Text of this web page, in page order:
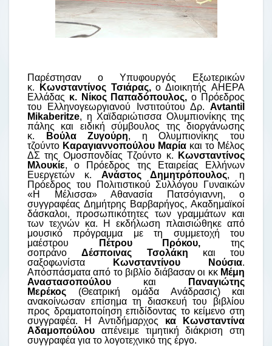
Παρέστησαν ο Υπυφουργός Εξωτερικών
κ. Κωνσταντίνος Τσιάρας,ο Διοικητής AHEPA
Ελλάδας κ. Νίκος Παπαδόπουλος, o Πρόεδρος
του Ελληνογεωργιανού Ινστιτούτου Δρ. Avtantil
Mikaberitze, η Χαϊδαριώτισσα Ολυμπιονίκης της
πάλης και ειδική σύμβουλος της διοργάνωσης
κ.
Βούλα Ζυγούρη, η Ολυμπιονίκης του
τζούντο Καραγιαννοπούλου Μαρία και το Μέλος
ΔΣ της Ομοσπονδίας Τζούντο κ.
Κωνσταντίνος
Μλουκίε, ο Πρόεδρος της Εταιρείας Ελλήνων
Ευεργετών κ. Ανάστος Δημητρόπουλος, η
Πρόεδρος του Πολιτιστικού Συλλόγου Γυναικών
«Η Μέλισσα» Αθανασία Πατσόγιαννη, ο
συγγραφέας Δημήτρης Βαρβαρήγος, Ακαδημαϊκοί
δάσκαλοι, προσωπικότητες των γραμμάτων και
των τεχνών κα.
Η εκδήλωση πλαισιώθηκε από
μουσικό πρόγραμμα με τη συμμετοχή του
μαέστρου
Πέτρου Πρόκου, της
σοπράνοΔέσποινας Τσολάκη και του
σαξοφωνίστα
Κωνσταντίνου Νούσια.
Απόσπάσματα από το βιβλίο διάβασαν οι κκ Μέμη
Αναστασοπούλου και
Παναγιώτης
Μερέκος (Θεατρική ομάδα Ανάδρασις) και
ανακοίνωσαν επίσημα τη διασκευή του βιβλίου
προς δραματοποίηση επιδίδοντας το κείμενο στη
συγγραφέα. Η Αντιδήμαρχος κα Κωνσταντίνα
Αδαμοπούλου απένειμε τιμητική διάκριση στη
συγγραφέα για το λογοτεχνικό της έργο.